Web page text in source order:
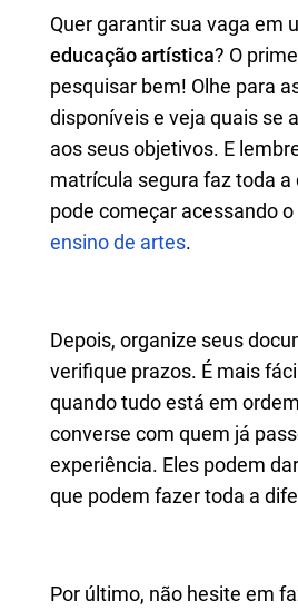
Quer garantir sua vaga em
educação artística? O
pesquisar bem! Olhe para
disponíveis e veja quais se
aos seus objetivos. E
matrícula segura faz toda a
pode começar acessando
ensino de artes.
Depois, organize seus
verifique prazos. É mais
quando tudo está em
converse com quem já
experiência. Eles podem
que podem fazer toda a
Por último, não hesite em